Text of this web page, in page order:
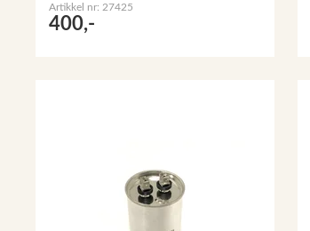
Artikkel nr: 27425
400,-